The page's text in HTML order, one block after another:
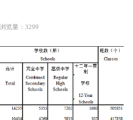
浏览量：3299